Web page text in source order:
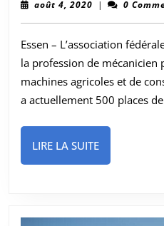
de
dans
les
agricoles
et
de
août 4, 2020 août
| 0
Essen – L’association
la profession de mécanicien
machines agricoles et de
a actuellement 500 places
LIRE LA SUITELIRE
LA